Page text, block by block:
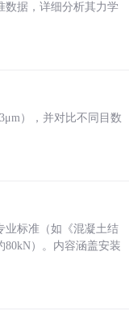
数据，详细分析其力学
），并对比不同目数
业标准（如《混凝土结
80kN）。内容涵盖安装